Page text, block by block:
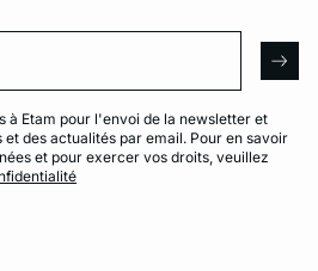
à Etam pour l'envoi de la newsletter et
des actualités par email. Pour en savoir
et pour exercer vos droits, veuillez